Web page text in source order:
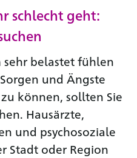
schlecht geht:
sehr belastet fühlen
und Ängste
können, sollten Sie
Hausärzte,
und psychosoziale
Stadt oder Region